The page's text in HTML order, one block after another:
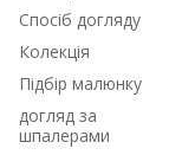
Спосіб догляду
Колекція
Підбір малюнку
догляд за
шпалерами